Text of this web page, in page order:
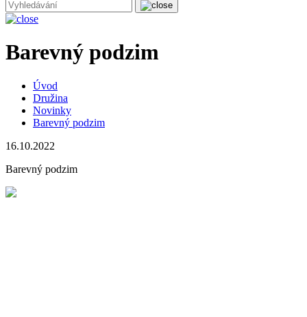
Barevný podzim
Úvod
Družina
Novinky
Barevný podzim
16.10.2022
Barevný podzim